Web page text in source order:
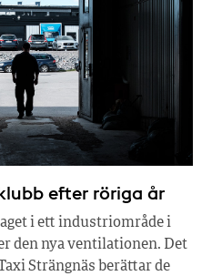
efter röriga år
i ett industriområde i
den nya ventilationen. Det
Strängnäs berättar de